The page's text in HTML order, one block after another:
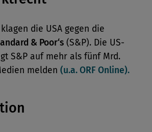
die USA gegen die
& Poor‘s (S&P). Die US-
S&P auf mehr als fünf Mrd.
melden (u.a. ORF Online).